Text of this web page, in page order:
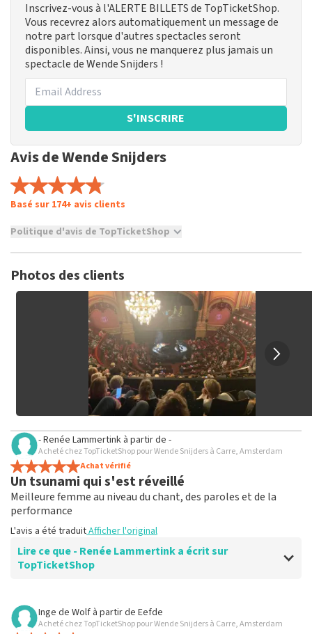
Inscrivez-vous à l'ALERTE BILLETS de TopTicketShop.
Vous recevrez alors automatiquement un message de
notre part lorsque d'autres spectacles seront
disponibles. Ainsi, vous ne manquerez plus jamais un
spectacle de Wende Snijders !
S'INSCRIRE
Avis de Wende Snijders
Basé sur 174+ avis clients
Politique d'avis de TopTicketShop
possible de donner un avis si vous n'avez pas acheté de billets
des mensonges ne sont pas publiés. Il peut s'écouler
plusieurs semaines avant qu'un avis ne soit publié.
Photos des clients
- Renée Lammertink à partir de -
Acheté chez TopTicketShop pour Wende Snijders à Carre, Amsterdam
Achat vérifié
Un tsunami qui s'est réveillé
Meilleure femme au niveau du chant, des paroles et de la
performance
L'avis a été traduitAfficher l'original
Lire ce que - Renée Lammertink a écrit sur
TopTicketShop
Avis de - Renée Lammertink sur
Inge de Wolf à partir de Eefde
Acheté chez TopTicketShop pour Wende Snijders à Carre, Amsterdam